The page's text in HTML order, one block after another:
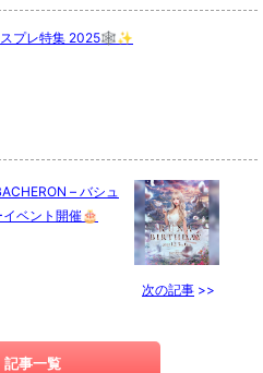
プレ特集 2025🕸️✨
次の記事 >>
– バシュ
イベント開催🎂
記事一覧